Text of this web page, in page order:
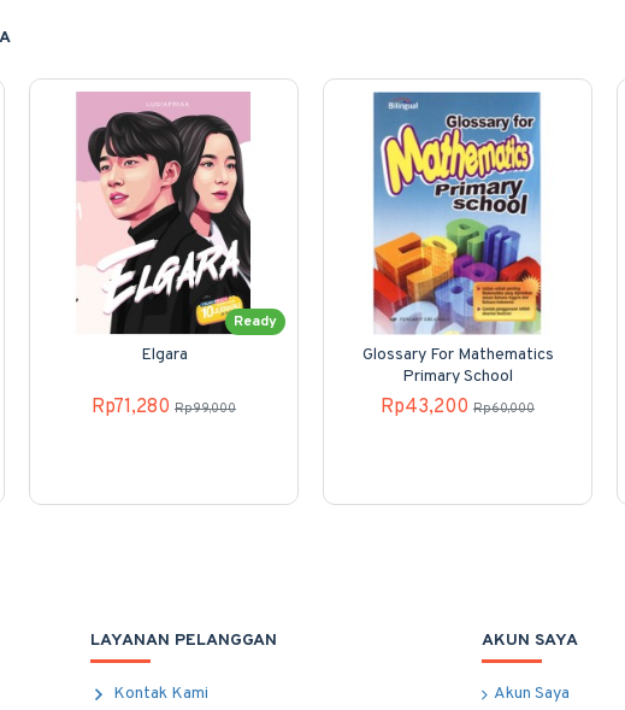
Ready
Elgara
Rp71,280 Rp99,000
Glossary For Mathematics
Primary School
Rp43,200 Rp60,000
LAYANAN PELANGGAN
Kontak Kami
AKUN SAYA
Akun Saya